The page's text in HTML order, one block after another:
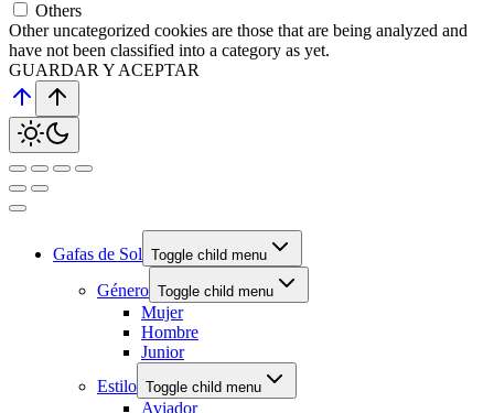
Others
Other uncategorized cookies are those that are being analyzed and
have not been classified into a category as yet.
GUARDAR Y ACEPTAR
Gafas de Sol Toggle child menu
Género Toggle child menu
Mujer
Hombre
Junior
Estilo Toggle child menu
Aviador